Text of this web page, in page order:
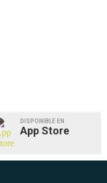
DISPONIBLE EN
App Store